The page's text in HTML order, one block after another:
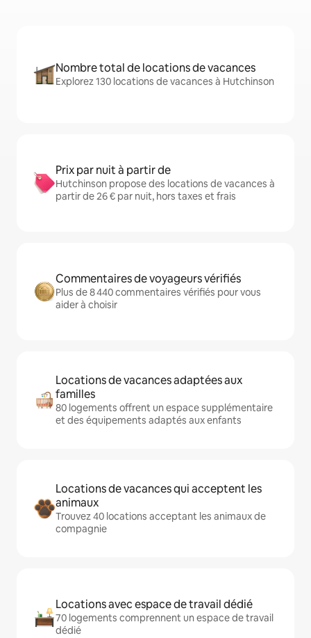
Nombre total de locations de vacances
Explorez 130 locations de vacances à Hutchinson
Prix par nuit à partir de
Hutchinson propose des locations de vacances à
partir de 26 € par nuit, hors taxes et frais
Commentaires de voyageurs vérifiés
Plus de 8 440 commentaires vérifiés pour vous
aider à choisir
Locations de vacances adaptées aux
familles
80 logements offrent un espace supplémentaire
et des équipements adaptés aux enfants
Locations de vacances qui acceptent les
animaux
Trouvez 40 locations acceptant les animaux de
compagnie
Locations avec espace de travail dédié
70 logements comprennent un espace de travail
dédié